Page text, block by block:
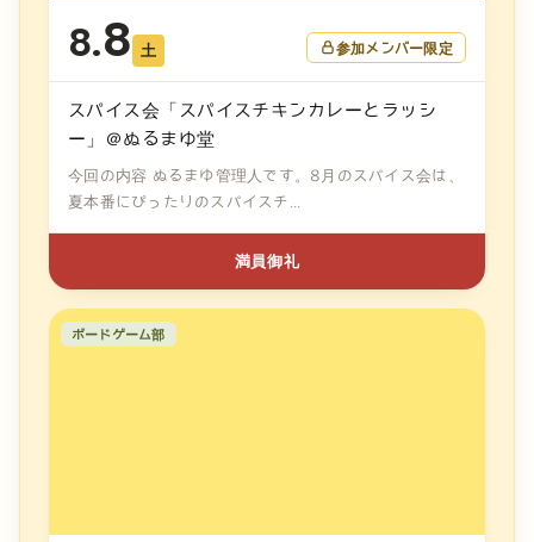
8.8 土 参加メンバー限定
スパイス会「スパイスチキンカレーとラッシ
ー」＠ぬるまゆ堂
今回の内容 ぬるまゆ管理人です。8月のスパイス会は、
夏本番にぴったりのスパイスチ...
満員御礼
ボードゲーム部